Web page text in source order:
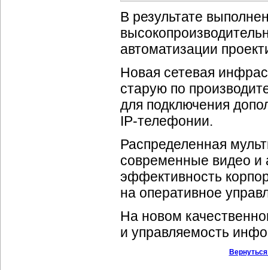
В результате
автоматизации
Новая сетевая
старую по
для подключения
IP-телефонии.
Распределенная
современные видео и
эффективность
на оперативное
На новом
и управляемость